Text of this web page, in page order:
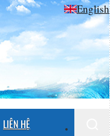
English
LIÊN HỆ